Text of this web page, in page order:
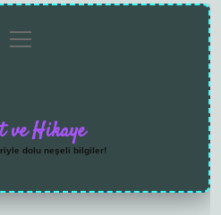
menüyü
aç
ve Hikaye
dolu neşeli bilgiler!